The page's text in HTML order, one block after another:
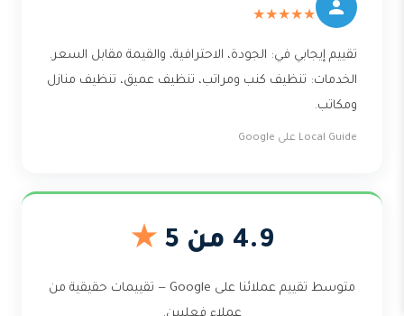
★★★★★
تقييم إيجابي في: الجودة، الاحترافية، والقيمة مقابل السعر.
الخدمات: تنظيف كنب ومراتب، تنظيف عميق، تنظيف منازل
ومكاتب.
Local Guide على Google
4.9 من 5 ★
متوسط تقييم عملائنا على Google — تقييمات حقيقية من